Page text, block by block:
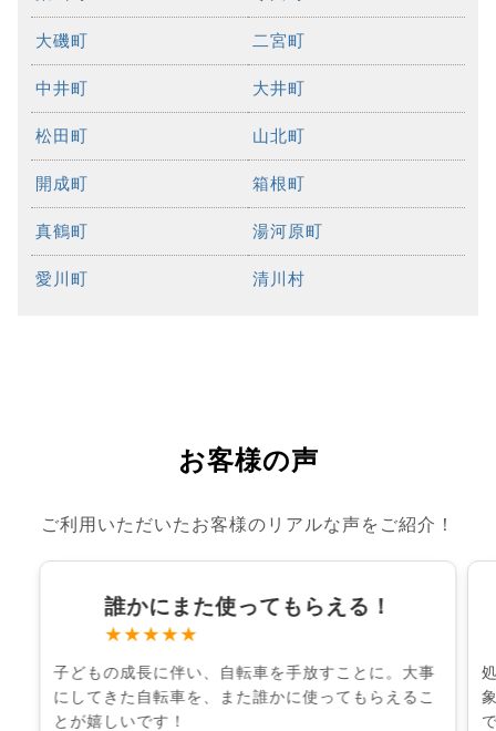
大磯町 二宮町
中井町 大井町
松田町 山北町
開成町 箱根町
真鶴町 湯河原町
愛川町 清川村
お客様の声
ご利用いただいたお客様のリアルな声をご紹介！
誰かにまた使ってもらえる！
★★★★★
子どもの成長に伴い、自転車を手放すことに。大事
にしてきた自転車を、また誰かに使ってもらえるこ
とが嬉しいです！